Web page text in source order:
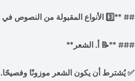
## **3️⃣ الأنواع المقبولة من النصوص في المجلة وشروط كل نوع**
### **📝 أ. الشعر**
✅ يُشترط أن يكون الشعر موزونًا وفصيحًا.